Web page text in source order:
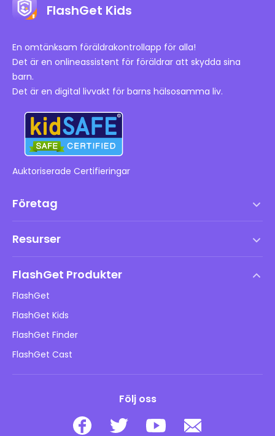
FlashGet Kids
En omtänksam föräldrakontrollapp för alla!
Det är en onlineassistent för föräldrar att skydda sina
barn.
Det är en digital livvakt för barns hälsosamma liv.
Auktoriserade Certifieringar
Företag
DMCA-policy
Integritetspolicy
Reklampolicyer
Sälj inte min information
Resurser
Barns onlinesäkerhet
Ladda ner
FlashGet Produkter
FlashGet
FlashGet Kids
FlashGet Finder
FlashGet Cast
Följ oss